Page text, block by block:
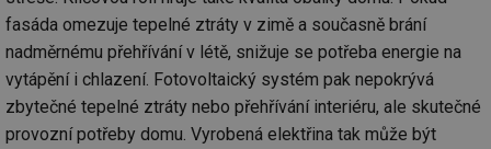
fasáda omezuje tepelné ztráty v zimě a současně brání
nadměrnému přehřívání v létě, snižuje se potřeba energie na
vytápění i chlazení. Fotovoltaický systém pak nepokrývá
zbytečné tepelné ztráty nebo přehřívání interiéru, ale skutečné
provozní potřeby domu. Vyrobená elektřina tak může být